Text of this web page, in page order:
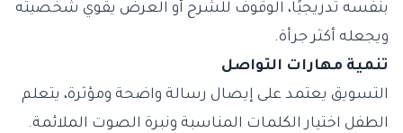
بنفسه تدريجيًا، الوقوف للشرح أو العرض يقوي شخصيته
ويجعله أكثر جرأة.
تنمية مهارات التواصل
التسويق يعتمد على إيصال رسالة واضحة ومؤثرة، يتعلم
الطفل اختيار الكلمات المناسبة ونبرة الصوت الملائمة.